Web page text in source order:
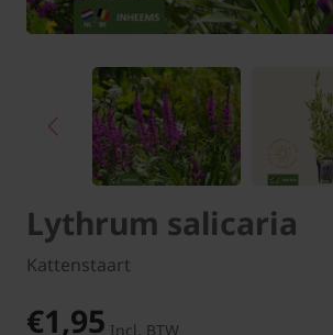
Lythrum salicaria
Kattenstaart
€1,95 Incl. BTW